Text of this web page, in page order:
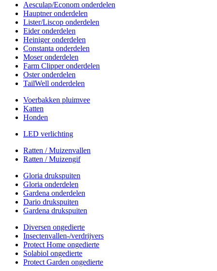
Aesculap/Econom onderdelen
Hauptner onderdelen
Lister/Liscop onderdelen
Eider onderdelen
Heiniger onderdelen
Constanta onderdelen
Moser onderdelen
Farm Clipper onderdelen
Oster onderdelen
TailWell onderdelen
Voerbakken pluimvee
Katten
Honden
LED verlichting
Ratten / Muizenvallen
Ratten / Muizengif
Gloria drukspuiten
Gloria onderdelen
Gardena onderdelen
Dario drukspuiten
Gardena drukspuiten
Diversen ongedierte
Insectenvallen-/verdrijvers
Protect Home ongedierte
Solabiol ongedierte
Protect Garden ongedierte